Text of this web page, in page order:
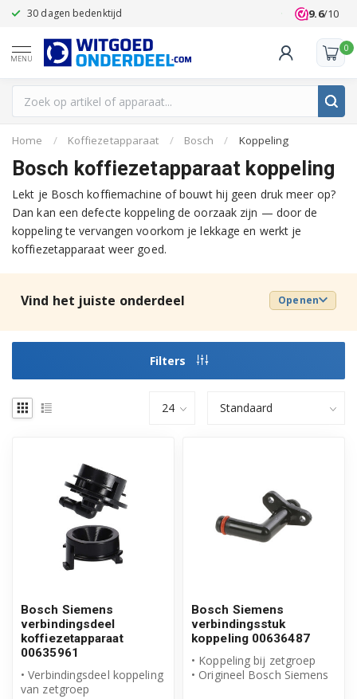
30 dagen bedenktijd Klanten
9.6/10
MENU
0
Home / Koffiezetapparaat / Bosch / Koppeling
Bosch koffiezetapparaat koppeling
Lekt je Bosch koffiemachine of bouwt hij geen druk meer op?
Dan kan een defecte koppeling de oorzaak zijn — door de
koppeling te vervangen voorkom je lekkage en werkt je
koffiezetapparaat weer goed.
Vind het juiste onderdeel Openen
Filters
Bosch Siemens
verbindingsdeel
koffiezetapparaat
00635961
• Verbindingsdeel koppeling
van zetgroep
Bosch Siemens
verbindingsstuk
koppeling 00636487
• Koppeling bij zetgroep
• Origineel Bosch Siemens